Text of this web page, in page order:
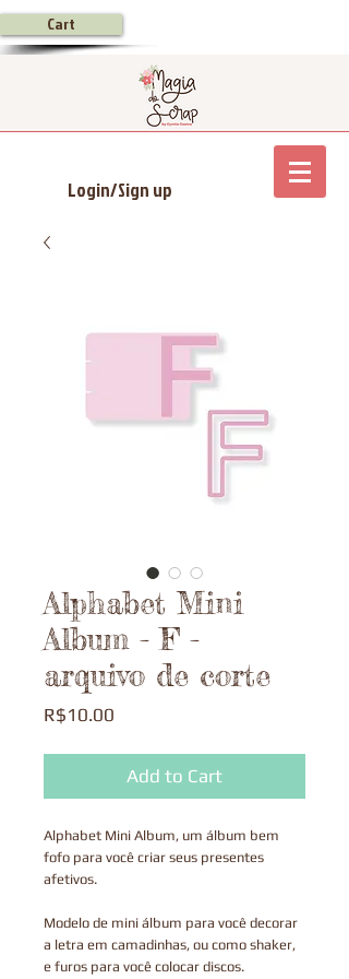
Cart
Login/Sign up
Alphabet Mini
Album - F -
arquivo de corte
R$10.00
Add to Cart
Alphabet Mini Album, um álbum bem
fofo para você criar seus presentes
afetivos.
Modelo de mini álbum para você decorar
a letra em camadinhas, ou como shaker,
e furos para você colocar discos.